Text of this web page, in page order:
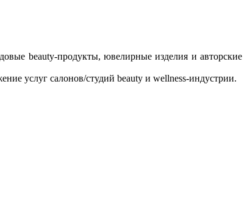
beauty-продукты, ювелирные изделия и авторские
услуг салонов/студий beauty и wellness-индустрии.